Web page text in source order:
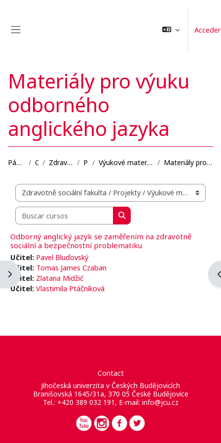
Acceder
Abrir cajón de bloques
Materiály pro výuku
odborného
anglického jazyka
Página Principal Cursos Zdravotně sociální fakulta Projekty Výukové materiály se zaměřením na blended learning... Materiály pro výuku odborného anglického jazyka
Categorías
Buscar cursos
Buscar cursos
Odborný anglický jazyk se zaměřením na zdravotně
sociální a bezpečnostní problematiku
Učitel: Pavel Bluďovský
Učitel: Tomas James Czaban
Učitel: Zlatana Midžić
Učitel: Vlastimila Ptáčníková
Contact
Jihočeská univerzita v Českých Budějovicích
Branišovská 1645/31a, 370 05 České Budějovice
Tel.: +420 389 032 191, E-mail: info@jcu.cz